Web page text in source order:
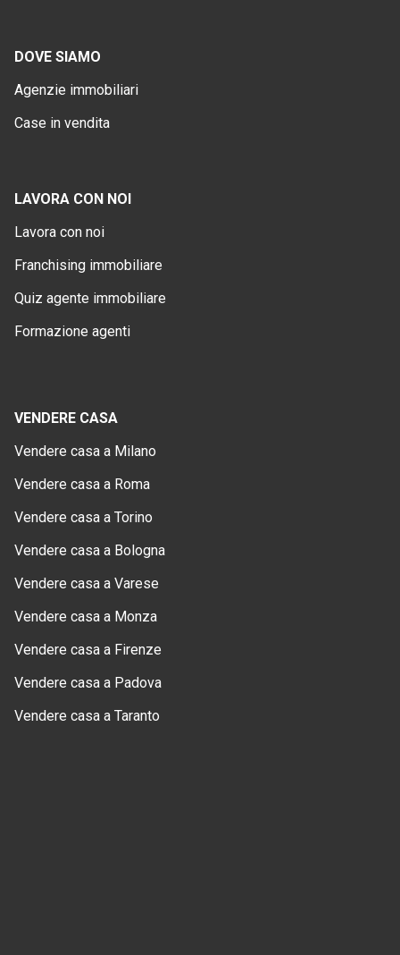
DOVE SIAMO
Agenzie immobiliari
Case in vendita
LAVORA CON NOI
Lavora con noi
Franchising immobiliare
Quiz agente immobiliare
Formazione agenti
VENDERE CASA
Vendere casa a Milano
Vendere casa a Roma
Vendere casa a Torino
Vendere casa a Bologna
Vendere casa a Varese
Vendere casa a Monza
Vendere casa a Firenze
Vendere casa a Padova
Vendere casa a Taranto